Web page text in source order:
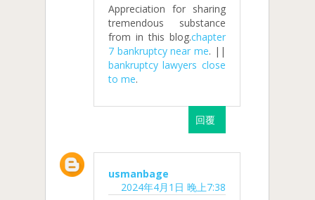
Appreciation for sharing
tremendous substance
from in this blog.chapter
7 bankruptcy near me. ||
bankruptcy lawyers close
to me.
回覆
usmanbage
2024年4月1日 晚上7:38